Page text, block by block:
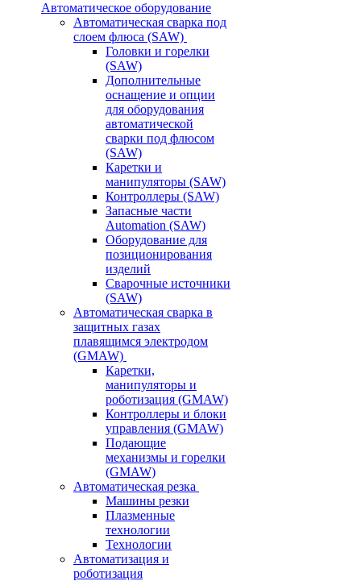
Автоматическое оборудование
Автоматическая сварка под
слоем флюса (SAW)
Головки и горелки
(SAW)
Дополнительные
оснащение и опции
для оборудования
автоматической
сварки под флюсом
(SAW)
Каретки и
манипуляторы (SAW)
Контроллеры (SAW)
Запасные части
Automation (SAW)
Оборудование для
позиционирования
изделий
Сварочные источники
(SAW)
Автоматическая сварка в
защитных газах
плавящимся электродом
(GMAW)
Каретки,
манипуляторы и
роботизация (GMAW)
Контроллеры и блоки
управления (GMAW)
Подающие
механизмы и горелки
(GMAW)
Автоматическая резка
Машины резки
Плазменные
технологии
Технологии
Автоматизация и
роботизация